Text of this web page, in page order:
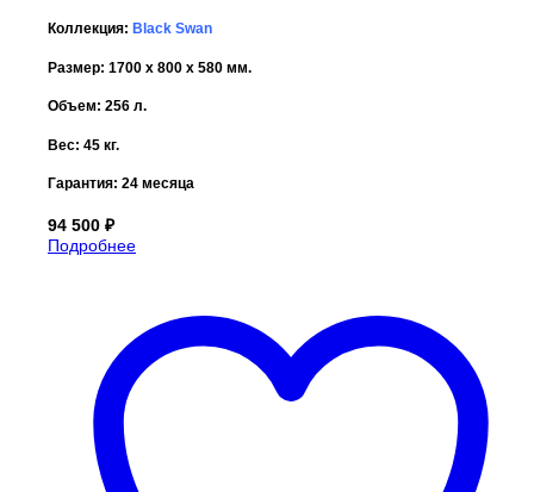
Коллекция: Black Swan
Размер: 1700 x 800 x 580 мм.
Объем: 256 л.
Вес: 45 кг.
Гарантия: 24 месяца
94 500 ₽
Подробнее